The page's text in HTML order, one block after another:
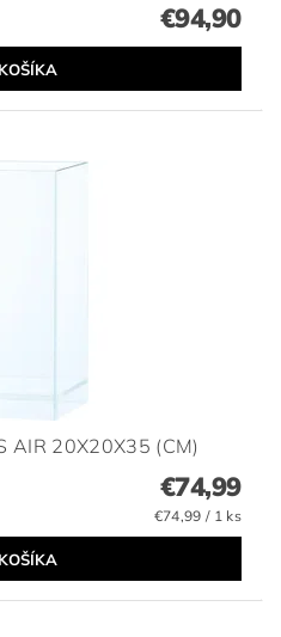
€94,90
AIR 20X20X35 (CM)
€74,99
€74,99 / 1 ks